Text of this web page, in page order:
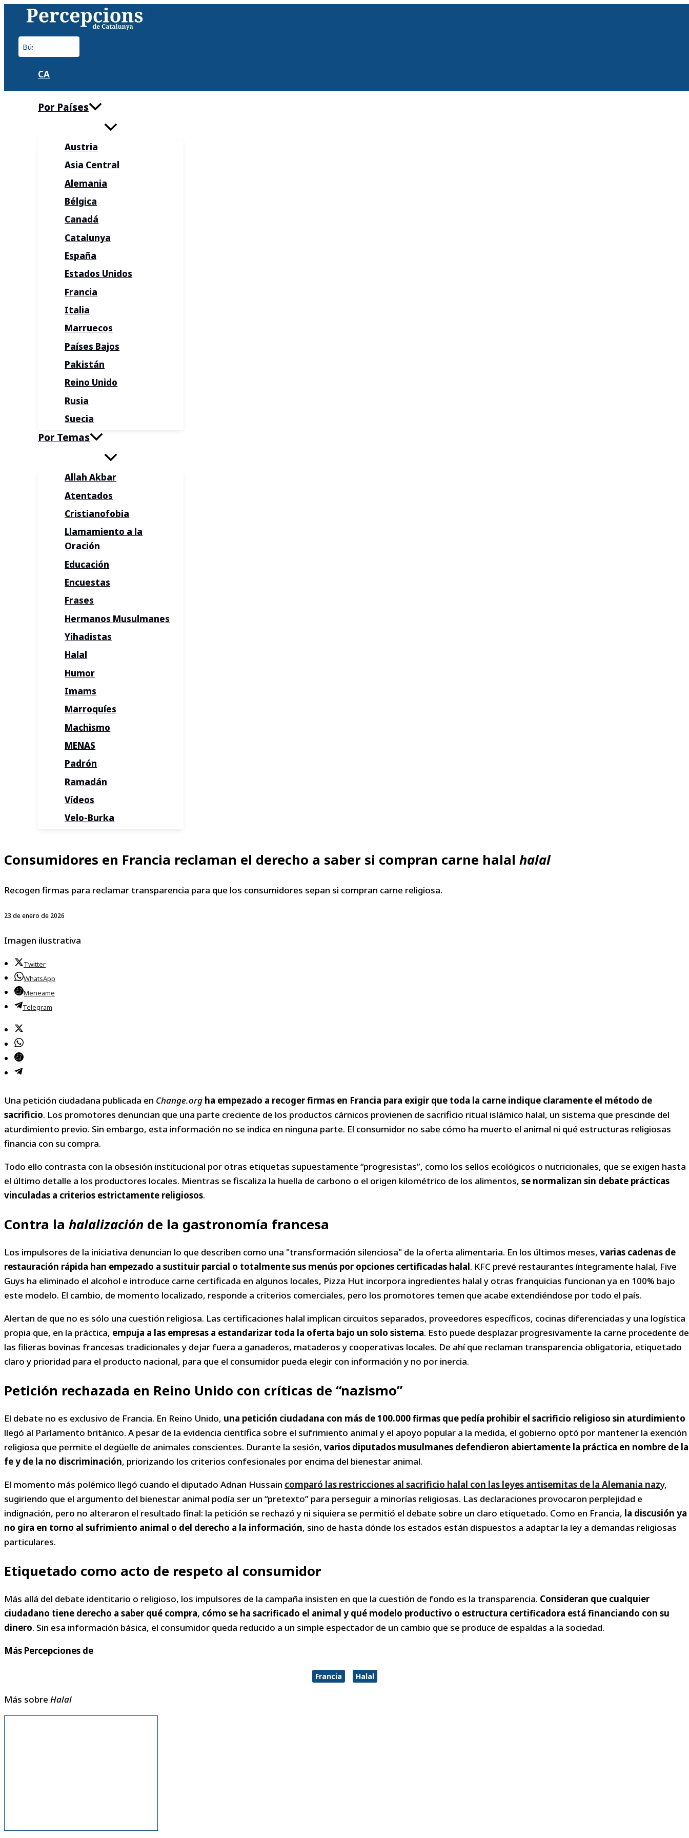
contenido
Buscar
por:
CA
Por Países
Austria
Asia Central
Alemania
Bélgica
Canadá
Catalunya
España
Estados Unidos
Francia
Italia
Marruecos
Países Bajos
Pakistán
Reino Unido
Rusia
Suecia
Por Temas
Allah Akbar
Atentados
Cristianofobia
Llamamiento a la
Oración
Educación
Encuestas
Frases
Hermanos Musulmanes
Yihadistas
Halal
Humor
Imams
Marroquíes
Machismo
MENAS
Padrón
Ramadán
Vídeos
Velo-Burka
Consumidores en Francia reclaman el derecho a saber si compran carne halal halal
Recogen firmas para reclamar transparencia para que los consumidores sepan si compran carne religiosa.
23 de enero de 2026
Imagen ilustrativa
Twitter
WhatsApp
Meneame
Telegram
Una petición ciudadana publicada en Change.org ha empezado a recoger firmas en Francia para exigir que toda la carne indique claramente el método de
sacrificio. Los promotores denuncian que una parte creciente de los productos cárnicos provienen de sacrificio ritual islámico halal, un sistema que prescinde del
aturdimiento previo. Sin embargo, esta información no se indica en ninguna parte. El consumidor no sabe cómo ha muerto el animal ni qué estructuras religiosas
financia con su compra.
Todo ello contrasta con la obsesión institucional por otras etiquetas supuestamente “progresistas”, como los sellos ecológicos o nutricionales, que se exigen hasta
el último detalle a los productores locales. Mientras se fiscaliza la huella de carbono o el origen kilométrico de los alimentos, se normalizan sin debate prácticas
vinculadas a criterios estrictamente religiosos.
Contra la halalización de la gastronomía francesa
Los impulsores de la iniciativa denuncian lo que describen como una "transformación silenciosa" de la oferta alimentaria. En los últimos meses, varias cadenas de
restauración rápida han empezado a sustituir parcial o totalmente sus menús por opciones certificadas halal. KFC prevé restaurantes íntegramente halal, Five
Guys ha eliminado el alcohol e introduce carne certificada en algunos locales, Pizza Hut incorpora ingredientes halal y otras franquicias funcionan ya en 100% bajo
este modelo. El cambio, de momento localizado, responde a criterios comerciales, pero los promotores temen que acabe extendiéndose por todo el país.
Alertan de que no es sólo una cuestión religiosa. Las certificaciones halal implican circuitos separados, proveedores específicos, cocinas diferenciadas y una logística
propia que, en la práctica, empuja a las empresas a estandarizar toda la oferta bajo un solo sistema. Esto puede desplazar progresivamente la carne procedente de
las filieras bovinas francesas tradicionales y dejar fuera a ganaderos, mataderos y cooperativas locales. De ahí que reclaman transparencia obligatoria, etiquetado
claro y prioridad para el producto nacional, para que el consumidor pueda elegir con información y no por inercia.
Petición rechazada en Reino Unido con críticas de “nazismo”
El debate no es exclusivo de Francia. En Reino Unido, una petición ciudadana con más de 100.000 firmas que pedía prohibir el sacrificio religioso sin aturdimiento
llegó al Parlamento británico. A pesar de la evidencia científica sobre el sufrimiento animal y el apoyo popular a la medida, el gobierno optó por mantener la exención
religiosa que permite el degüelle de animales conscientes. Durante la sesión, varios diputados musulmanes defendieron abiertamente la práctica en nombre de la
fe y de la no discriminación, priorizando los criterios confesionales por encima del bienestar animal.
El momento más polémico llegó cuando el diputado Adnan Hussain comparó las restricciones al sacrificio halal con las leyes antisemitas de la Alemania nazy,
sugiriendo que el argumento del bienestar animal podía ser un “pretexto” para perseguir a minorías religiosas. Las declaraciones provocaron perplejidad e
indignación, pero no alteraron el resultado final: la petición se rechazó y ni siquiera se permitió el debate sobre un claro etiquetado. Como en Francia, la discusión ya
no gira en torno al sufrimiento animal o del derecho a la información, sino de hasta dónde los estados están dispuestos a adaptar la ley a demandas religiosas
particulares.
Etiquetado como acto de respeto al consumidor
Más allá del debate identitario o religioso, los impulsores de la campaña insisten en que la cuestión de fondo es la transparencia. Consideran que cualquier
ciudadano tiene derecho a saber qué compra, cómo se ha sacrificado el animal y qué modelo productivo o estructura certificadora está financiando con su
dinero. Sin esa información básica, el consumidor queda reducido a un simple espectador de un cambio que se produce de espaldas a la sociedad.
Más Percepciones de
Francia Halal
Más sobre Halal